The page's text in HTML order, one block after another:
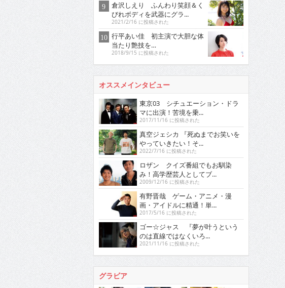
倉沢しえり ふんわり笑顔＆く
びれボディを武器にグラ...
2021/2/16 に投稿された
行平あい佳 初主演で大胆な体
当たり艶技を…
2018/9/15 に投稿された
オススメインタビュー
東京03 シチュエーション・ドラ
マに出演！苦境を乗...
2017/11/16 に投稿された
真空ジェシカ 『死ぬまでお笑いを
やっていきたい！そ...
2022/7/16 に投稿された
ロザン クイズ番組でもお馴染
み！高学歴芸人としてブ...
2009/12/16 に投稿された
有野晋哉 ゲーム・アニメ・漫
画・アイドルに精通！単...
2017/5/16 に投稿された
ゴー☆ジャス 『夢が叶うという
のは直線ではなくいろ...
2021/11/16 に投稿された
グラビア